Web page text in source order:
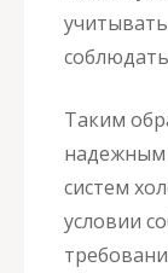
Таким
надежным
систем
условии